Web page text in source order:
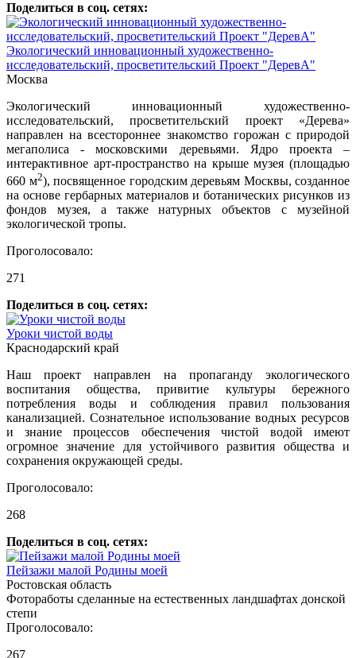
Поделиться в соц. сетях:
Экологический инновационный художественно-
исследовательский, просветительский Проект "ДеревА"
Москва
Экологический инновационный художественно-
исследовательский, просветительский проект «Дерева»
направлен на всестороннее знакомство горожан с природой
мегаполиса - московскими деревьями. Ядро проекта –
интерактивное арт-пространство на крыше музея (площадью
660 м2), посвященное городским деревьям Москвы, созданное
на основе гербарных материалов и ботанических рисунков из
фондов музея, а также натурных объектов с музейной
экологической тропы.
Проголосовало:
271
Поделиться в соц. сетях:
Уроки чистой воды
Краснодарский край
Наш проект направлен на пропаганду экологического
воспитания общества, привитие культуры бережного
потребления воды и соблюдения правил пользования
канализацией. Сознательное использование водных ресурсов
и знание процессов обеспечения чистой водой имеют
огромное значение для устойчивого развития общества и
сохранения окружающей среды.
Проголосовало:
268
Поделиться в соц. сетях:
Пейзажи малой Родины моей
Ростовская область
Фотоработы сделанные на естественных ландшафтах донской
степи
Проголосовало:
267